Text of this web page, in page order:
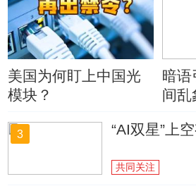
美国为何盯上中国光
模块？
暗语
间乱
3 “AI双星”上
共同关注